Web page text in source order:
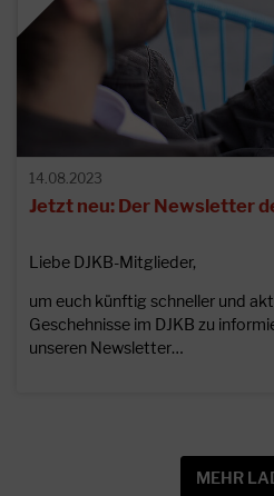
14.08.2023
Jetzt neu: Der Newsletter
Liebe DJKB-Mitglieder,
um euch künftig schneller und
Geschehnisse im DJKB zu
unseren Newsletter…
MEHR